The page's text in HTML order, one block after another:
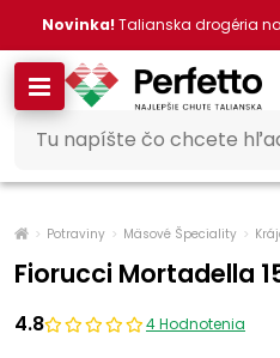
Novinka! Talianska drogéria
Potraviny Mäsové Špeciality
Fiorucci Mortadella
4.8 4 Hodnotenia